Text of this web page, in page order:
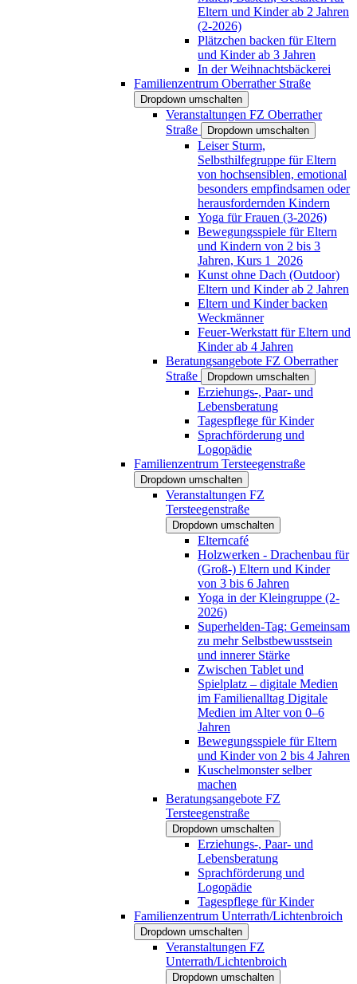
Eltern und Kinder ab 2 Jahren
(2-2026)
Plätzchen backen für Eltern
und Kinder ab 3 Jahren
In der Weihnachtsbäckerei
Familienzentrum Oberrather Straße
Dropdown umschalten
Veranstaltungen FZ Oberrather
Straße
Dropdown umschalten
Leiser Sturm,
Selbsthilfegruppe für Eltern
von hochsensiblen, emotional
besonders empfindsamen oder
herausfordernden Kindern
Yoga für Frauen (3-2026)
Bewegungsspiele für Eltern
und Kindern von 2 bis 3
Jahren, Kurs 1_2026
Kunst ohne Dach (Outdoor)
Eltern und Kinder ab 2 Jahren
Eltern und Kinder backen
Weckmänner
Feuer-Werkstatt für Eltern und
Kinder ab 4 Jahren
Beratungsangebote FZ Oberrather
Straße
Dropdown umschalten
Erziehungs-, Paar- und
Lebensberatung
Tagespflege für Kinder
Sprachförderung und
Logopädie
Familienzentrum Tersteegenstraße
Dropdown umschalten
Veranstaltungen FZ
Tersteegenstraße
Dropdown umschalten
Elterncafé
Holzwerken - Drachenbau für
(Groß-) Eltern und Kinder
von 3 bis 6 Jahren
Yoga in der Kleingruppe (2-
2026)
Superhelden-Tag: Gemeinsam
zu mehr Selbstbewusstsein
und innerer Stärke
Zwischen Tablet und
Spielplatz – digitale Medien
im Familienalltag Digitale
Medien im Alter von 0–6
Jahren
Bewegungsspiele für Eltern
und Kinder von 2 bis 4 Jahren
Kuschelmonster selber
machen
Beratungsangebote FZ
Tersteegenstraße
Dropdown umschalten
Erziehungs-, Paar- und
Lebensberatung
Sprachförderung und
Logopädie
Tagespflege für Kinder
Familienzentrum Unterrath/Lichtenbroich
Dropdown umschalten
Veranstaltungen FZ
Unterrath/Lichtenbroich
Dropdown umschalten